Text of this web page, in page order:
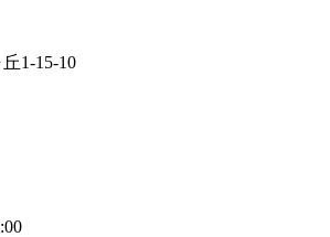
1-15-10